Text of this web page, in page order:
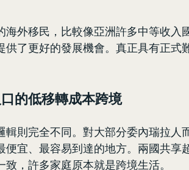
海外移民，比較像亞洲許多中等收入
供了更好的發展機會。真正具有正式
的低移轉成本跨境
輯則完全不同。對大部分委內瑞拉人
便宜、最容易到達的地方。兩國共享
，許多家庭原本就是跨境生活。